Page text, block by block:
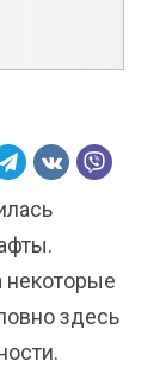
некоторые
здесь